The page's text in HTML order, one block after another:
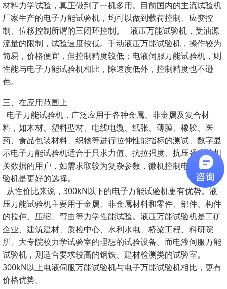
材料力学试验，真正做到了一机多用。目前国内的主流试验机
厂家生产的电子万能试验机，均可以做到载荷控制、应变控
制、位移控制所谓的三闭环控制。 液压万能试验机，受油源
流量的限制，试验速度较低。手动液压万能试验机，操作较为
简易，价格便宜，但控制精度较低；电液伺服万能试验机，则
性能与电子万能试验机相比，除速度低外，控制精度也不逊
色。
三、在应用范围上
电子万能试验机，广泛应用于各种金属、非金属及复合材
料，如木材、塑料型材、电线电缆、纸张、薄膜、橡胶、医
药、食品包装材料、织物等进行拉伸性能指标的测试、数字显
示电子万能试验机适合于只求力值、抗拉强度、抗压强度等相
关数据的用户，如需求取较为复杂参数，微机控制电子万能试
验机是更好的选择。
从性价比来说，300kN以下的电子万能试验机更有优势。液
压万能试验机主要用于金属、非金属材料和零件、部件、构件
的拉伸、压缩、弯曲等力学性能试验。液压万能试验机是工矿
企业、建筑建材、质检中心、水利水电、桥梁工程、科研院
所、大专院校力学试验室的理想的试验设备。而电液伺服万能
试验机，则适合要求较高的钢铁、建材检测类的试验室。
300kN以上电液伺服万能试验机与电子万能试验机相比，更有
价格优势。